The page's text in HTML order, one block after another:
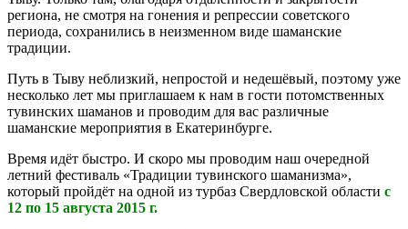
региона, не смотря на гонения и репрессии советского
периода, сохранились в неизменном виде шаманские
традиции.
Путь в Тыву неблизкий, непростой и недешёвый, поэтому уже
несколько лет мы приглашаем к нам в гости потомственных
тувинских шаманов и проводим для вас различные
шаманские мероприятия в Екатеринбурге.
Время идёт быстро. И скоро мы проводим наш очередной
летний фестиваль «Традиции тувинского шаманизма»,
который пройдёт на одной из турбаз Свердловской области с
12 по 15 августа 2015 г.